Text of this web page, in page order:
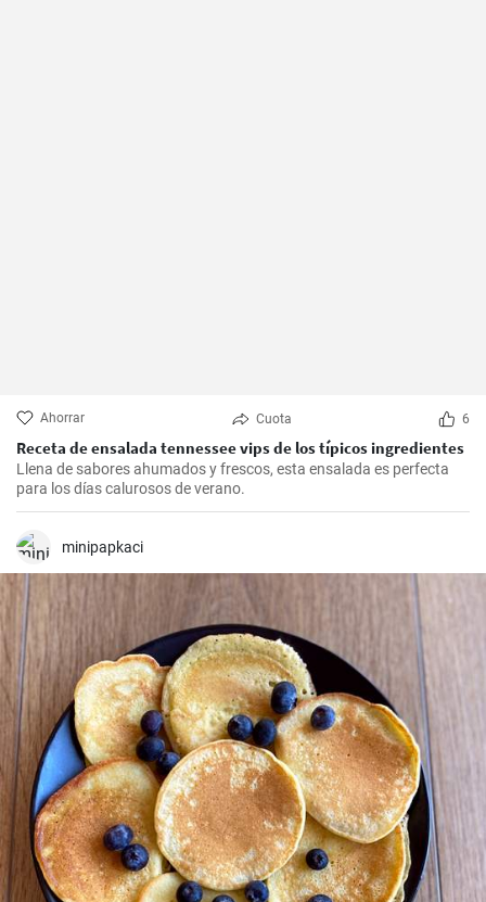
Ahorrar Cuota 6
Receta de ensalada tennessee vips de los típicos ingredientes
Llena de sabores ahumados y frescos, esta ensalada es perfecta
para los días calurosos de verano.
minipapkaci